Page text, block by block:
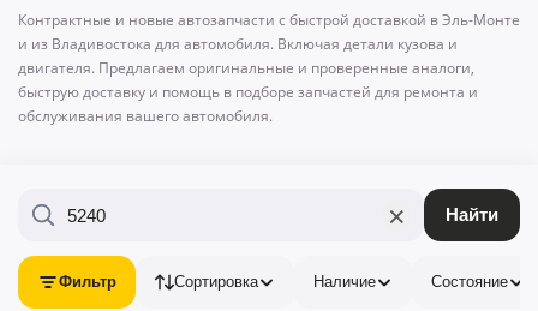
Контрактные и новые автозапчасти с быстрой доставкой в Эль-Монте
и из Владивостока для автомобиля. Включая детали кузова и
двигателя. Предлагаем оригинальные и проверенные аналоги,
быструю доставку и помощь в подборе запчастей для ремонта и
обслуживания вашего автомобиля.
× Найти
Фильтр Сортировка Наличие Состояние